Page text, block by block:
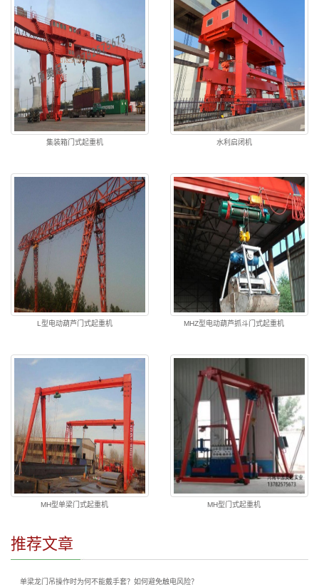
集装箱门式起重机 水利启闭机
L型电动葫芦门式起重机 MHZ型电动葫芦抓斗门式起重机
MH型单梁门式起重机 MH型门式起重机
推荐文章
单梁龙门吊操作时为何不能戴手套？如何避免触电风险？